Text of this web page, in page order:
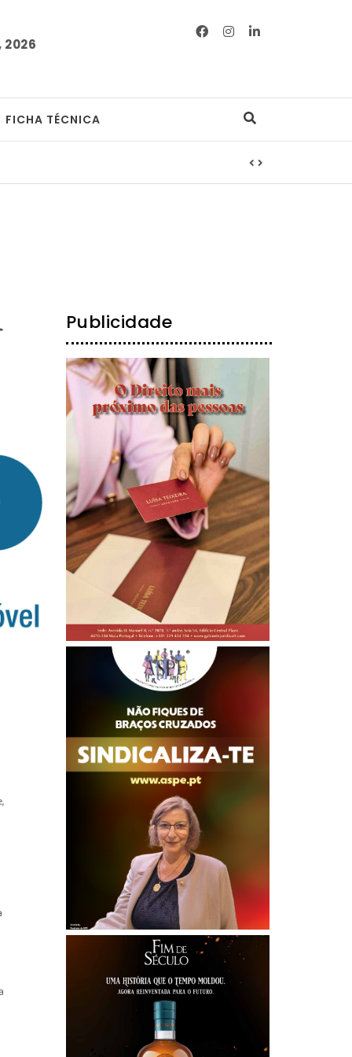
2026
FICHA TÉCNICA
Publicidade